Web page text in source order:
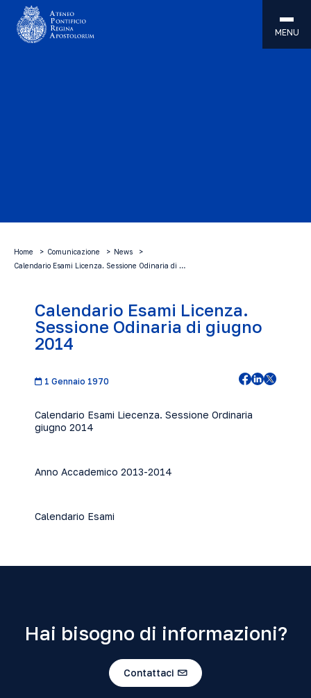
MENU
Home Comunicazione
News
Calendario Esami Licenza. Sessione Odinaria di …
Calendario Esami Licenza.
Sessione Odinaria di giugno
2014
1 Gennaio 1970
Calendario Esami Liecenza. Sessione Ordinaria
giugno 2014
Anno Accademico 2013-2014
Calendario Esami
Hai bisogno di informazioni?
Contattaci